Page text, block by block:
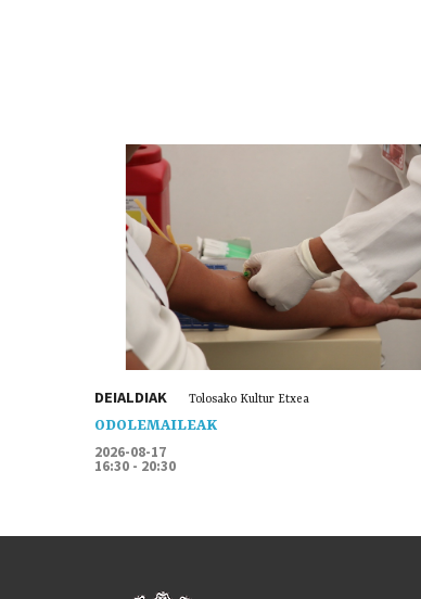
DEIALDIAK Tolosako Kultur Etxea
ODOLEMAILEAK
2026-08-17
16:30 - 20:30